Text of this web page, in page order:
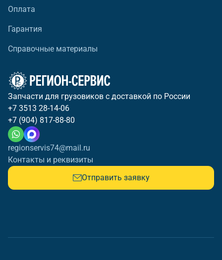
Оплата
Гарантия
Справочные материалы
Запчасти для грузовиков с доставкой по России
+7 3513 28-14-06
+7 (904) 817-88-80
regionservis74@mail.ru
Контакты и реквизиты
Отправить заявку